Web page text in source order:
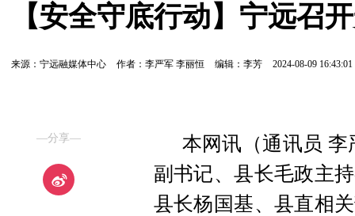
【安全守底行动】宁远召
来源：宁远融媒体中心 作者：李严军 李丽恒 编辑：李芳 2024-08-09 16:43:01
—分享—
本网讯（通讯员
副书记、县长毛政主
县长杨国基、县直相